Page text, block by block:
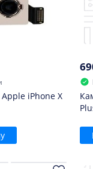
iPhone X